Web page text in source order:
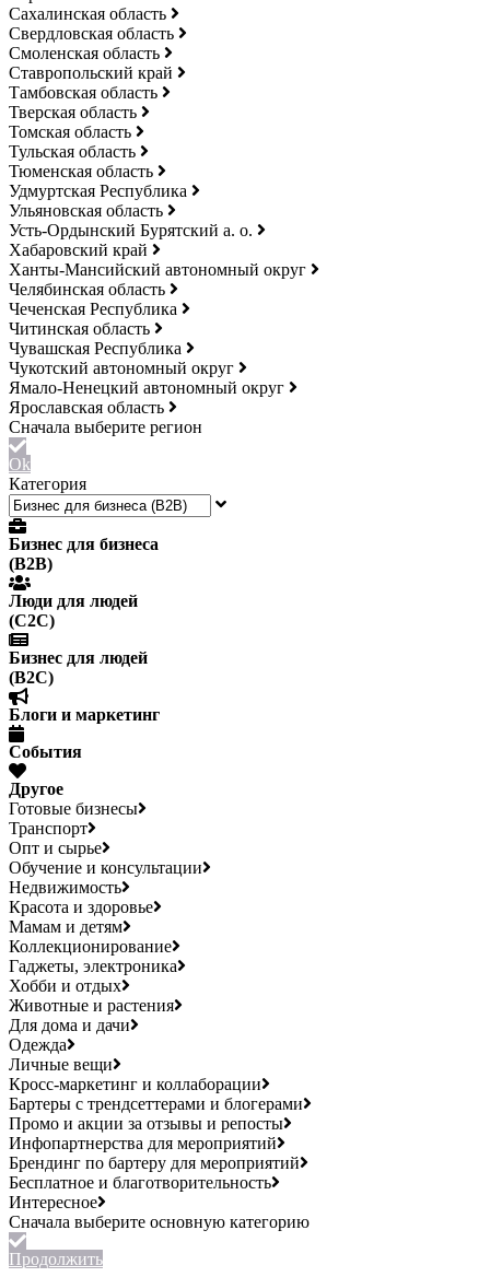
Сахалинская область
Свердловская область
Смоленская область
Ставропольский край
Тамбовская область
Тверская область
Томская область
Тульская область
Тюменская область
Удмуртская Республика
Ульяновская область
Усть-Ордынский Бурятский а. о.
Хабаровский край
Ханты-Мансийский автономный округ
Челябинская область
Чеченская Республика
Читинская область
Чувашская Республика
Чукотский автономный округ
Ямало-Ненецкий автономный округ
Ярославская область
Ok
Категория
Бизнес для бизнеса
(B2B)
Люди для людей
(С2С)
Бизнес для людей
(B2C)
Блоги и маркетинг
События
Другое
Готовые бизнесы
Транспорт
Опт и сырье
Обучение и консультации
Недвижимость
Красота и здоровье
Мамам и детям
Коллекционирование
Гаджеты, электроника
Хобби и отдых
Животные и растения
Для дома и дачи
Одежда
Личные вещи
Кросс-маркетинг и коллаборации
Бартеры с трендсеттерами и блогерами
Промо и акции за отзывы и репосты
Инфопартнерства для мероприятий
Брендинг по бартеру для мероприятий
Бесплатное и благотворительность
Интересное
Продолжить